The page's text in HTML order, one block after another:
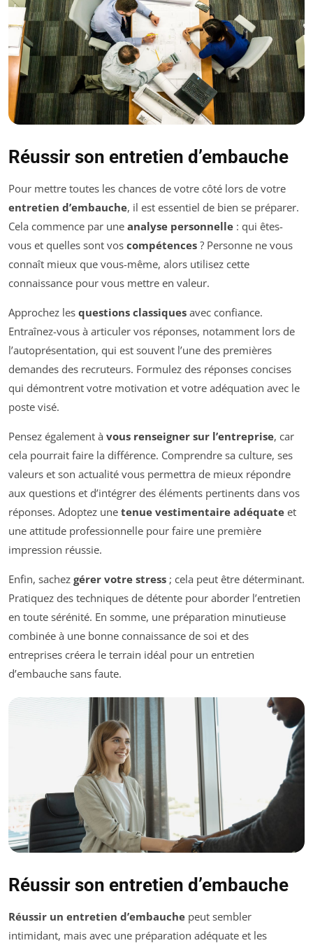
Réussir son entretien d’embauche
Pour mettre toutes les chances de votre côté lors de votre
entretien d’embauche, il est essentiel de bien se préparer.
Cela commence par une analyse personnelle : qui êtes-
vous et quelles sont vos compétences ? Personne ne vous
connaît mieux que vous-même, alors utilisez cette
connaissance pour vous mettre en valeur.
Approchez les questions classiques avec confiance.
Entraînez-vous à articuler vos réponses, notamment lors de
l’autoprésentation, qui est souvent l’une des premières
demandes des recruteurs. Formulez des réponses concises
qui démontrent votre motivation et votre adéquation avec le
poste visé.
Pensez également à vous renseigner sur l’entreprise, car
cela pourrait faire la différence. Comprendre sa culture, ses
valeurs et son actualité vous permettra de mieux répondre
aux questions et d’intégrer des éléments pertinents dans vos
réponses. Adoptez une tenue vestimentaire adéquate et
une attitude professionnelle pour faire une première
impression réussie.
Enfin, sachez gérer votre stress ; cela peut être déterminant.
Pratiquez des techniques de détente pour aborder l’entretien
en toute sérénité. En somme, une préparation minutieuse
combinée à une bonne connaissance de soi et des
entreprises créera le terrain idéal pour un entretien
d’embauche sans faute.
Réussir son entretien d’embauche
Réussir un entretien d’embauche peut sembler
intimidant, mais avec une préparation adéquate et les